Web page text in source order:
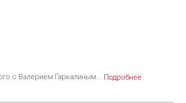
с Валерием Гаркалиным... Подробнее